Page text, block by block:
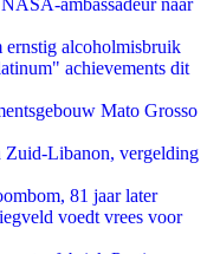
ambassadeur naar
ernstig alcoholmisbruik
achievements dit
Mato Grosso
Zuid-Libanon, vergelding
81 jaar later
voedt vrees voor